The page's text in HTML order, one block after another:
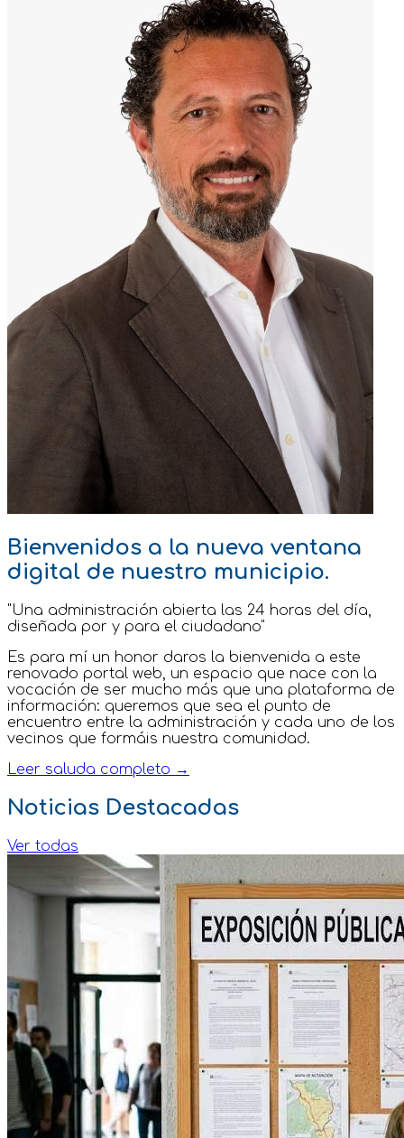
Bienvenidos a la nueva ventana
digital de nuestro municipio.
"Una administración abierta las 24 horas del día,
diseñada por y para el ciudadano"
Es para mí un honor daros la bienvenida a este
renovado portal web, un espacio que nace con la
vocación de ser mucho más que una plataforma de
información: queremos que sea el punto de
encuentro entre la administración y cada uno de los
vecinos que formáis nuestra comunidad.
Leer saluda completo →
Noticias Destacadas
Ver todas